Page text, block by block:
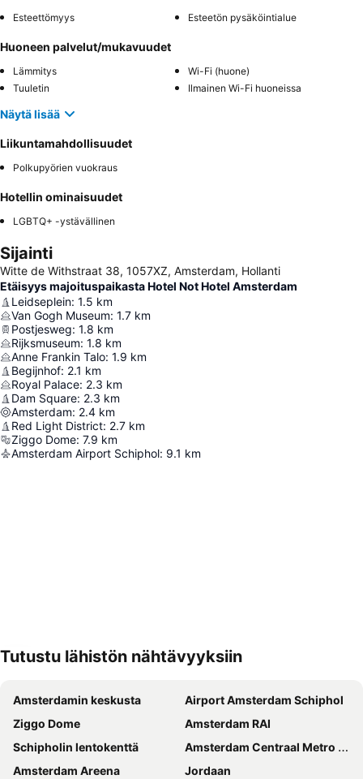
Esteettömyys Esteetön pysäköintialue
Huoneen palvelut/mukavuudet
Lämmitys
Wi-Fi (huone)
Tuuletin
Ilmainen Wi-Fi huoneissa
Näytä lisää
Liikuntamahdollisuudet
Polkupyörien vuokraus
Hotellin ominaisuudet
LGBTQ+ -ystävällinen
Sijainti
Witte de Withstraat 38, 1057XZ, Amsterdam, Hollanti
Etäisyys majoituspaikasta Hotel Not Hotel Amsterdam
Leidseplein: 1.5 km
Van Gogh Museum: 1.7 km
Postjesweg: 1.8 km
Rijksmuseum: 1.8 km
Anne Frankin Talo: 1.9 km
Begijnhof: 2.1 km
Royal Palace: 2.3 km
Dam Square: 2.3 km
Amsterdam: 2.4 km
Red Light District: 2.7 km
Ziggo Dome: 7.9 km
Amsterdam Airport Schiphol: 9.1 km
Tutustu lähistön nähtävyyksiin
Amsterdamin keskusta
Airport Amsterdam Schiphol
Ziggo Dome
Amsterdam RAI
Schipholin lentokenttä
Amsterdam Centraal Metro Station
Amsterdam Areena
Jordaan